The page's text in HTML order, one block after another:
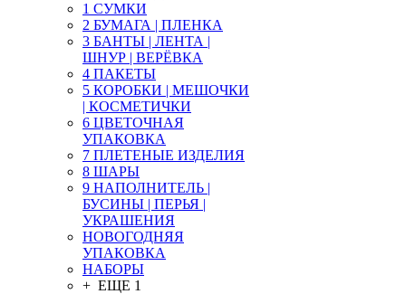
1 СУМКИ
2 БУМАГА | ПЛЕНКА
3 БАНТЫ | ЛЕНТА |
ШНУР | ВЕРЁВКА
4 ПАКЕТЫ
5 КОРОБКИ | МЕШОЧКИ
| КОСМЕТИЧКИ
6 ЦВЕТОЧНАЯ
УПАКОВКА
7 ПЛЕТЕНЫЕ ИЗДЕЛИЯ
8 ШАРЫ
9 НАПОЛНИТЕЛЬ |
БУСИНЫ | ПЕРЬЯ |
УКРАШЕНИЯ
НОВОГОДНЯЯ
УПАКОВКА
НАБОРЫ
+ ЕЩЕ 1